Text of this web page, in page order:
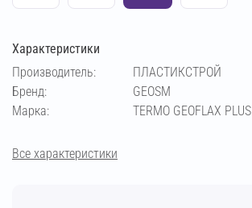
Характеристики
Производитель:
ПЛАСТИКСТРОЙ
Бренд:
GEOSM
Марка:
TERMO GEOFLAX PLUS
Все характеристики